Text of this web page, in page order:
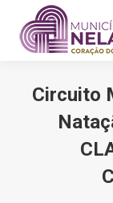
Circuito